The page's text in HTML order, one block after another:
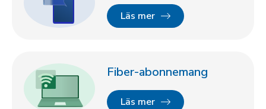
Läs mer
Fiber-abonnemang
Läs mer